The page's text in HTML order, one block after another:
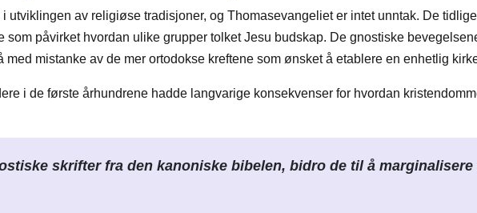
utviklingen av religiøse tradisjoner, og Thomasevangeliet er intet unntak. De
som påvirket hvordan ulike grupper tolket Jesu budskap. De gnostiske
med mistanke av de mer ortodokse kreftene som ønsket å etablere en enhetlig
i de første århundrene hadde langvarige konsekvenser for hvordan
skrifter fra den kanoniske bibelen, bidro de til å